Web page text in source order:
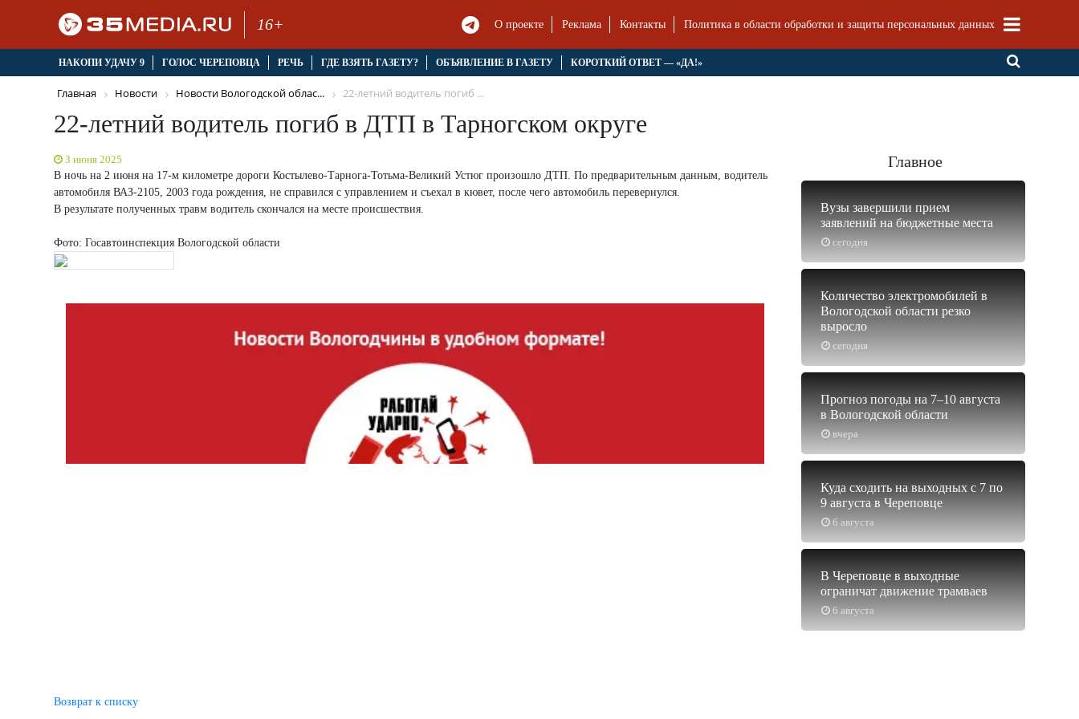
16+ О проекте Реклама Контакты Политика в области обработки и защиты персональных данных
НАКОПИ УДАЧУ 9 ГОЛОС ЧЕРЕПОВЦА РЕЧЬ ГДЕ ВЗЯТЬ ГАЗЕТУ? ОБЪЯВЛЕНИЕ В ГАЗЕТУ КОРОТКИЙ ОТВЕТ — «ДА!»
Главная Новости Новости Вологодской облас... 22-летний водитель погиб ...
22-летний водитель погиб в ДТП в Тарногском округе
3 июня 2025
В ночь на 2 июня на 17-м километре дороги Костылево-Тарнога-Тотьма-Великий Устюг произошло ДТП. По предварительным данным, водитель
автомобиля ВАЗ-2105, 2003 года рождения, не справился с управлением и съехал в кювет, после чего автомобиль перевернулся.
В результате полученных травм водитель скончался на месте происшествия.
Фото: Госавтоинспекция Вологодской области
Главное
сегодня
Вузы завершили прием
заявлений на бюджетные места
сегодня
Количество электромобилей в
Вологодской области резко
выросло
вчера
Прогноз погоды на 7–10 августа
в Вологодской области
6 августа
Куда сходить на выходных с 7 по
9 августа в Череповце
6 августа
В Череповце в выходные
ограничат движение трамваев
Возврат к списку